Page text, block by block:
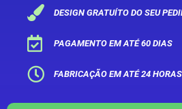
DESIGN GRATUÍTO DO SEU
PAGAMENTO EM ATÉ 60 DIAS
FABRICAÇÃO EM ATÉ 24 HORAS